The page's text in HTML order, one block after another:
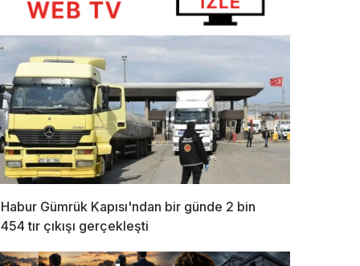
Habur Gümrük Kapısı'ndan bir günde 2 bin
454 tır çıkışı gerçekleşti